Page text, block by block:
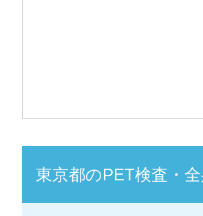
東京都のPET検査・